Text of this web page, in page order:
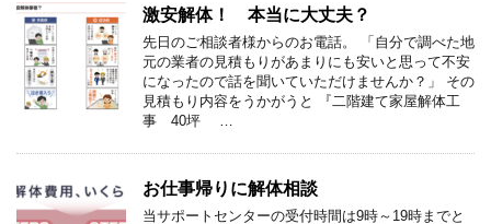
激安解体！ 本当に大丈夫？
先日のご相談者様からのお電話。 「自分で調べた地
元の業者の見積もりがあまりにも安いと思って不安
になったので話を聞いていただけませんか？」 その
見積もり内容をうかがうと 『二階建て家屋解体工
事 40坪 …
お仕事帰りに解体相談
当サポートセンターの受付時間は9時～19時までと